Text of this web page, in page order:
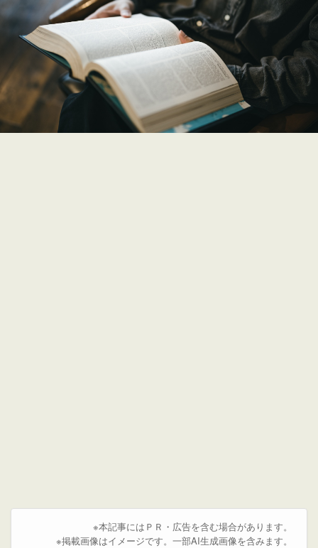
※本記事にはＰＲ・広告を含む場合があります。
※掲載画像はイメージです。一部AI生成画像を含みます。